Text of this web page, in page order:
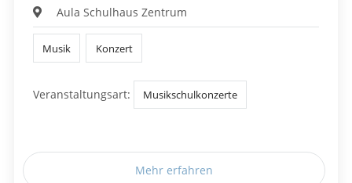
Aula Schulhaus Zentrum
Musik Konzert
Veranstaltungsart: Musikschulkonzerte
Mehr erfahren